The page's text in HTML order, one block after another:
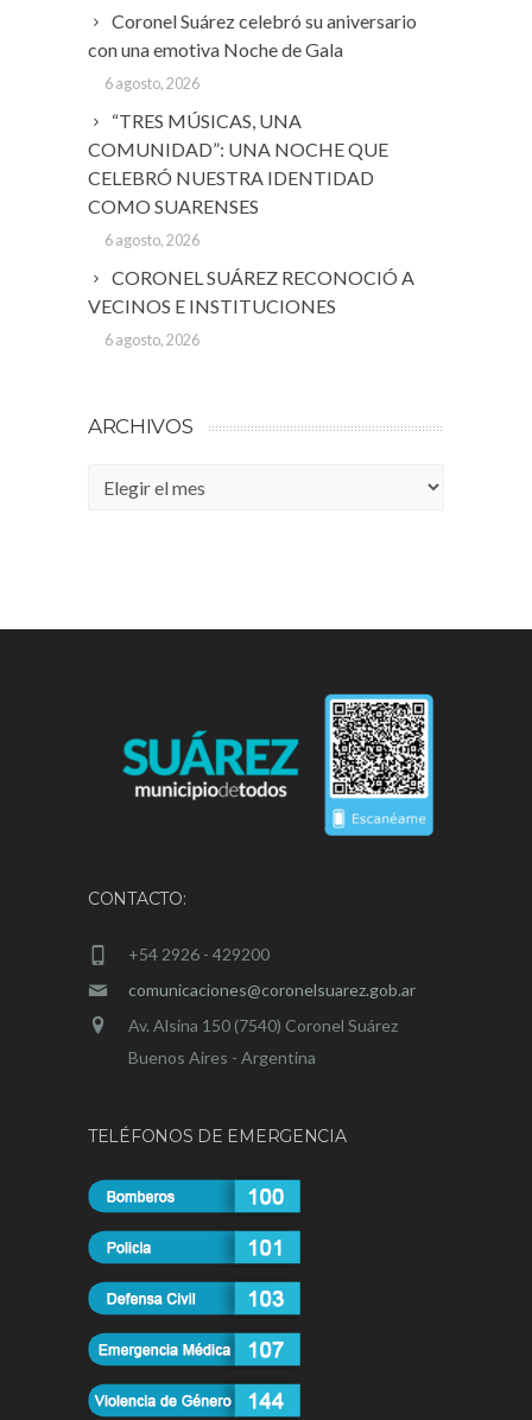
Coronel Suárez celebró su aniversario
con una emotiva Noche de Gala
6 agosto, 2026
“TRES MÚSICAS, UNA
COMUNIDAD”: UNA NOCHE QUE
CELEBRÓ NUESTRA IDENTIDAD
COMO SUARENSES
6 agosto, 2026
CORONEL SUÁREZ RECONOCIÓ A
VECINOS E INSTITUCIONES
6 agosto, 2026
ARCHIVOS
Archivos
CONTACTO:
+54 2926 - 429200
comunicaciones@coronelsuarez.gob.ar
Av. Alsina 150 (7540) Coronel Suárez
Buenos Aires - Argentina
TELÉFONOS DE EMERGENCIA